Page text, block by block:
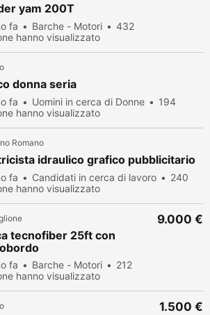
yam 200T
fa Barche - Motori
432
hanno visualizzato
donna seria
fa Uomini in cerca di Donne
194
hanno visualizzato
Romano
idraulico grafico pubblicitario
fa Candidati in cerca di lavoro
240
hanno visualizzato
tecnofiber 25ft con
fa Barche - Motori
212
hanno visualizzato
9.000 €
1.500 €